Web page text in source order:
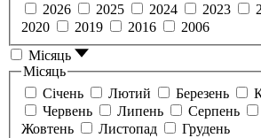
2026
2025 2024 2023
2020
2019 2016
2006
Місяць
Місяць
Січень
Лютий Березень
Червень
Липень Серпень
Жовтень
Листопад Грудень